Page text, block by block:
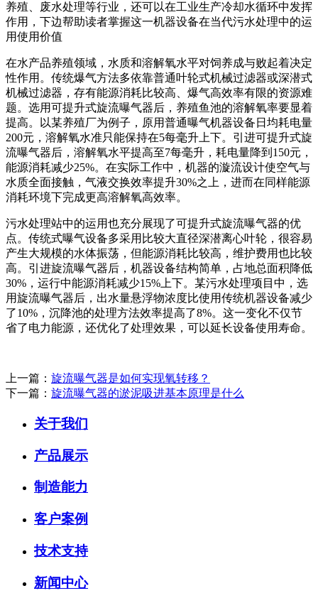
养殖、废水处理等行业，还可以在工业生产冷却水循环中发挥
作用，下边帮助读者掌握这一机器设备在当代污水处理中的运
用使用价值
在水产品养殖领域，水质和溶解氧水平对饲养成与败起着决定
性作用。传统爆气方法多依靠普通叶轮式机械过滤器或深潜式
机械过滤器，存有能源消耗比较高、爆气高效率有限的资源难
题。选用可提升式旋流曝气器后，养殖鱼池的溶解氧率要显着
提高。以某养殖厂为例子，原用普通曝气机器设备日均耗电量
200元，溶解氧水准只能保持在5每毫升上下。引进可提升式旋
流曝气器后，溶解氧水平提高至7每毫升，耗电量降到150元，
能源消耗减少25%。在实际工作中，机器的漩流设计使空气与
水质全面接触，气液交换效率提升30%之上，进而在同样能源
消耗环境下完成更高溶解氧高效率。
污水处理站中的运用也充分展现了可提升式旋流曝气器的优
点。传统式曝气设备多采用比较大直径深潜离心叶轮，很容易
产生大规模的水体振荡，但能源消耗比较高，维护费用也比较
高。引进旋流曝气器后，机器设备结构简单，占地总面积降低
30%，运行中能源消耗减少15%上下。某污水处理项目中，选
用旋流曝气器后，出水量悬浮物浓度比使用传统机器设备减少
了10%，沉降池的处理方法效率提高了8%。这一变化不仅节
省了电力能源，还优化了处理效果，可以延长设备使用寿命。
上一篇： 旋流曝气器是如何实现氧转移？
下一篇： 旋流曝气器的淤泥吸进基本原理是什么
关于我们
产品展示
制造能力
客户案例
技术支持
新闻中心